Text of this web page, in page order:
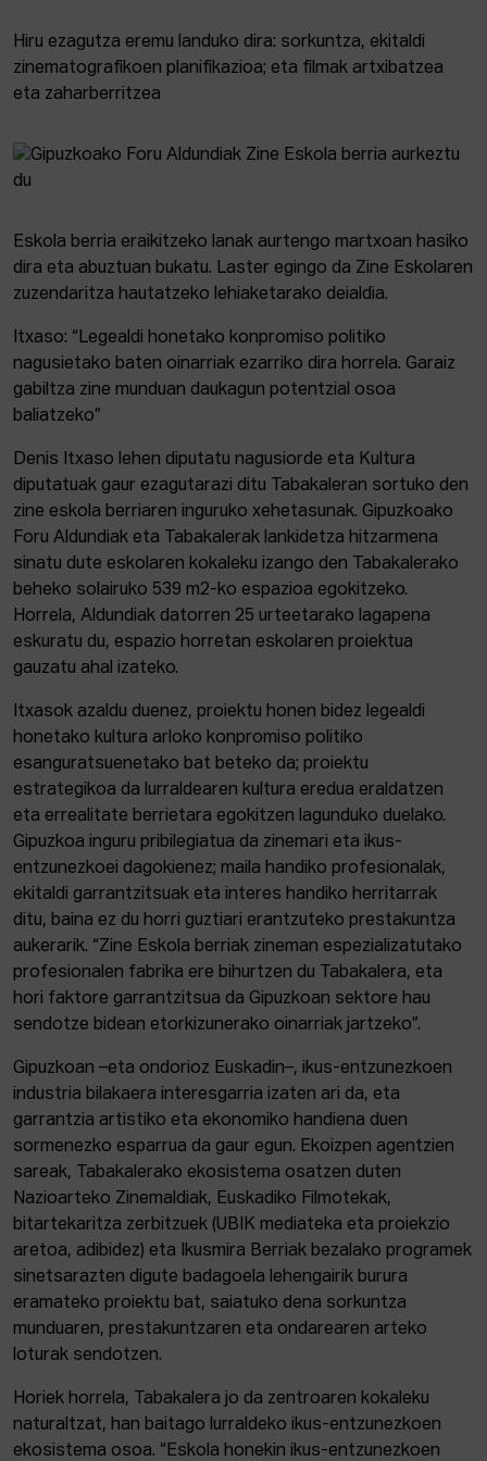
Hiru ezagutza eremu landuko dira: sorkuntza, ekitaldi
zinematografikoen planifikazioa; eta filmak artxibatzea
eta zaharberritzea
Eskola berria eraikitzeko lanak aurtengo martxoan hasiko
dira eta abuztuan bukatu. Laster egingo da Zine Eskolaren
zuzendaritza hautatzeko lehiaketarako deialdia.
Itxaso: “Legealdi honetako konpromiso politiko
nagusietako baten oinarriak ezarriko dira horrela. Garaiz
gabiltza zine munduan daukagun potentzial osoa
baliatzeko”
Denis Itxaso lehen diputatu nagusiorde eta Kultura
diputatuak gaur ezagutarazi ditu Tabakaleran sortuko den
zine eskola berriaren inguruko xehetasunak. Gipuzkoako
Foru Aldundiak eta Tabakalerak lankidetza hitzarmena
sinatu dute eskolaren kokaleku izango den Tabakalerako
beheko solairuko 539 m2-ko espazioa egokitzeko.
Horrela, Aldundiak datorren 25 urteetarako lagapena
eskuratu du, espazio horretan eskolaren proiektua
gauzatu ahal izateko.
Itxasok azaldu duenez, proiektu honen bidez legealdi
honetako kultura arloko konpromiso politiko
esanguratsuenetako bat beteko da; proiektu
estrategikoa da lurraldearen kultura eredua eraldatzen
eta errealitate berrietara egokitzen lagunduko duelako.
Gipuzkoa inguru pribilegiatua da zinemari eta ikus-
entzunezkoei dagokienez; maila handiko profesionalak,
ekitaldi garrantzitsuak eta interes handiko herritarrak
ditu, baina ez du horri guztiari erantzuteko prestakuntza
aukerarik. “Zine Eskola berriak zineman espezializatutako
profesionalen fabrika ere bihurtzen du Tabakalera, eta
hori faktore garrantzitsua da Gipuzkoan sektore hau
sendotze bidean etorkizunerako oinarriak jartzeko”.
Gipuzkoan –eta ondorioz Euskadin–, ikus-entzunezkoen
industria bilakaera interesgarria izaten ari da, eta
garrantzia artistiko eta ekonomiko handiena duen
sormenezko esparrua da gaur egun. Ekoizpen agentzien
sareak, Tabakalerako ekosistema osatzen duten
Nazioarteko Zinemaldiak, Euskadiko Filmotekak,
bitartekaritza zerbitzuek (UBIK mediateka eta proiekzio
aretoa, adibidez) eta Ikusmira Berriak bezalako programek
sinetsarazten digute badagoela lehengairik burura
eramateko proiektu bat, saiatuko dena sorkuntza
munduaren, prestakuntzaren eta ondarearen arteko
loturak sendotzen.
Horiek horrela, Tabakalera jo da zentroaren kokaleku
naturaltzat, han baitago lurraldeko ikus-entzunezkoen
ekosistema osoa. “Eskola honekin ikus-entzunezkoen